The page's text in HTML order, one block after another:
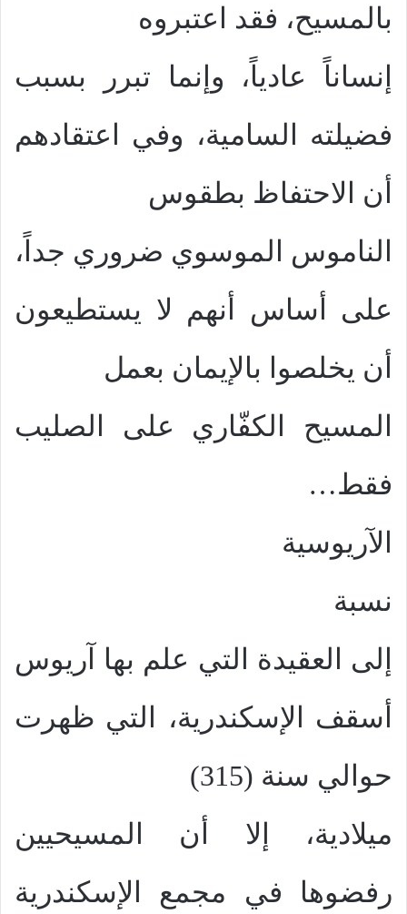
بالمسيح، فقد اعتبروه
إنساناً عادياً، وإنما تبرر بسبب
فضيلته السامية، وفي اعتقادهم
أن الاحتفاظ بطقوس
الناموس الموسوي ضروري جداً،
على أساس أنهم لا يستطيعون
أن يخلصوا بالإيمان بعمل
المسيح الكفّاري على الصليب
فقط…
الآريوسية
نسبة
إلى العقيدة التي علم بها آريوس
أسقف الإسكندرية، التي ظهرت
حوالي سنة (315)
ميلادية، إلا أن المسيحيين
رفضوها في مجمع الإسكندرية